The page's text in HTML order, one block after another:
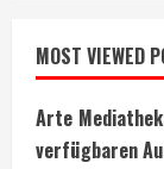
MOST VIEWED
Arte
verfügbaren